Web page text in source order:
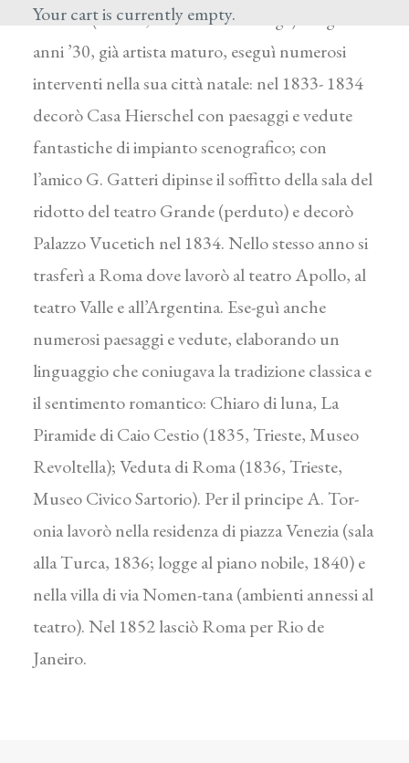
Your cart is currently empty.
Grande (Trieste, Museo Scaramangà). Negli
anni ’30, già artista maturo, eseguì numerosi
interventi nella sua città natale: nel 1833- 1834
decorò Casa Hierschel con paesaggi e vedute
fantastiche di impianto scenografico; con
l’amico G. Gatteri dipinse il soffitto della sala del
ridotto del teatro Grande (perduto) e decorò
Palazzo Vucetich nel 1834. Nello stesso anno si
trasferì a Roma dove lavorò al teatro Apollo, al
teatro Valle e all’Argentina. Ese-guì anche
numerosi paesaggi e vedute, elaborando un
linguaggio che coniugava la tradizione classica e
il sentimento romantico: Chiaro di luna, La
Piramide di Caio Cestio (1835, Trieste, Museo
Revoltella); Veduta di Roma (1836, Trieste,
Museo Civico Sartorio). Per il principe A. Tor-
onia lavorò nella residenza di piazza Venezia (sala
alla Turca, 1836; logge al piano nobile, 1840) e
nella villa di via Nomen-tana (ambienti annessi al
teatro). Nel 1852 lasciò Roma per Rio de
Janeiro.